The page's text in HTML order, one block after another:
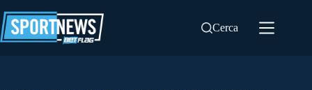
al
contenuto
Cerca